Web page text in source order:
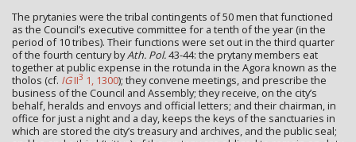
The prytanies were the tribal contingents of 50 men that functioned
as the Council’s executive committee for a tenth of the year (in the
period of 10 tribes). Their functions were set out in the third quarter
of the fourth century byAth. Pol.43-44: the prytany members eat
together at public expense in the rotunda in the Agora known as the
tholos (cf. IGII3 1, 1300); they convene meetings, and prescribe the
business of the Council and Assembly; they receive, on the city’s
behalf, heralds and envoys and official letters; and their chairman, in
office for just a night and a day, keeps the keys of the sanctuaries in
which are stored the city’s treasury and archives, and the public seal;